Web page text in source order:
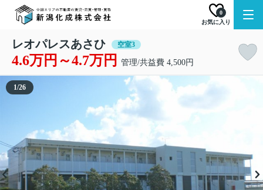
お気に入り
0
レオパレスあさひ 空室3
4.6万円～4.7万円 管理/共益費 4,500円
1/26